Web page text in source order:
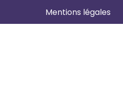
Mentions légales